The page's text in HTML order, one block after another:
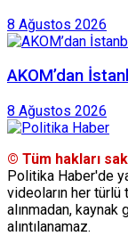
8 Ağustos 2026
AKOM’dan
8 Ağustos 2026
© Tüm hakları
Politika Haber'de
videoların her türlü
alınmadan,
alıntılanamaz.